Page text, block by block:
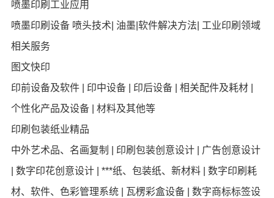
喷墨印刷工业应用
喷墨印刷设备 喷头技术| 油墨|软件解决方法| 工业印刷领域
相关服务
图文快印
印前设备及软件 | 印中设备 | 印后设备 | 相关配件及耗材 |
个性化产品及设备 | 材料及其他等
印刷包装纸业精品
中外艺术品、名画复制 | 印刷包装创意设计 | 广告创意设计
| 数字印花创意设计 | ***纸、包装纸、新材料 | 数字印刷耗
材、软件、色彩管理系统 | 瓦楞彩盒设备 | 数字商标标签设